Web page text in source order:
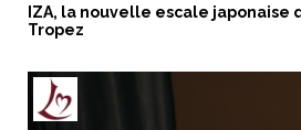
IZA, la nouvelle escale japonaise
Tropez